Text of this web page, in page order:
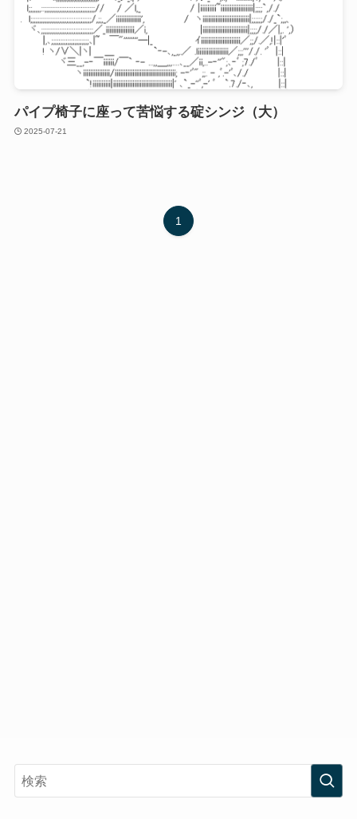
パイプ椅子に座って苦悩する碇シンジ（大）
2025-07-21
1